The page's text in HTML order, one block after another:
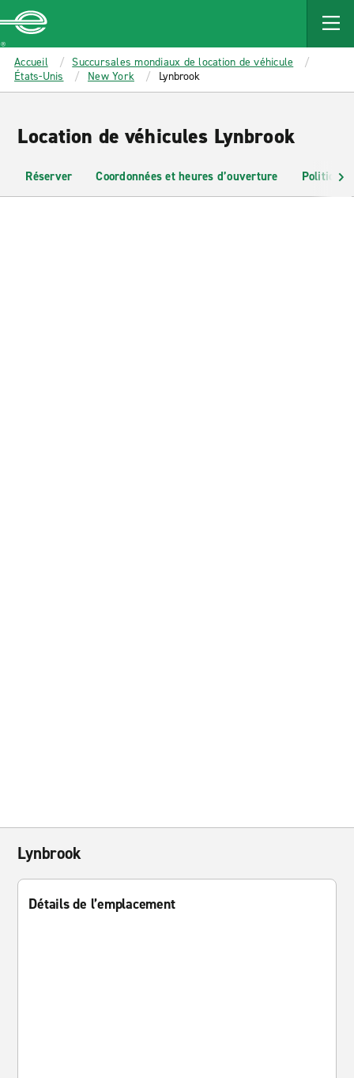
MAIN
CONTENT
Enterprise
Accueil
Succursales mondiaux de location de véhicule
États-Unis
New York Lynbrook
Location de véhicules Lynbrook
Réserver Coordonnées et heures d’ouverture Politiques
Lynbrook
Détails de l’emplacement